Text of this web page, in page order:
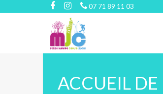
07 71 89 11 03
ACCUEIL DE